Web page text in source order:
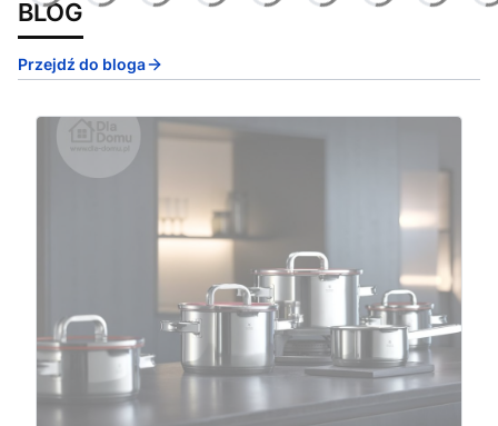
BLOG
Przejdź do bloga